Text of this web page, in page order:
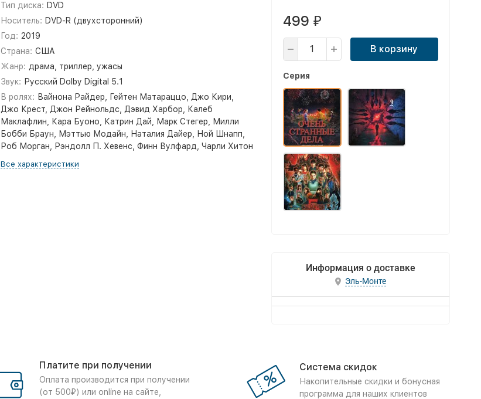
Тип диска: DVD
Носитель: DVD-R (двухсторонний)
Год: 2019
Страна: США
Жанр: драма, триллер, ужасы
Звук: Русский Dolby Digital 5.1
В ролях: Вайнона Райдер, Гейтен Матараццо, Джо Кири,
Джо Крест, Джон Рейнольдс, Дэвид Харбор, Калеб
Маклафлин, Кара Буоно, Катрин Дай, Марк Стегер, Милли
Бобби Браун, Мэттью Модайн, Наталия Дайер, Ной Шнапп,
Роб Морган, Рэндолл П. Хевенс, Финн Вулфард, Чарли Хитон
Все характеристики
499 ₽
В корзину
Серия
Информация о доставке
Эль-Монте
Платите при получении
Оплата производится при получении
(от 500₽) или online на сайте,
Система скидок
Накопительные скидки и бонусная
программа для наших клиентов